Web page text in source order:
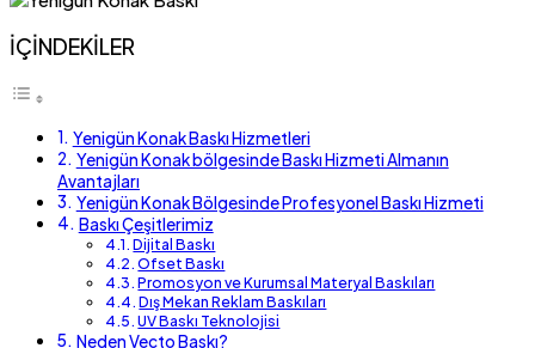
İÇİNDEKİLER
Yenigün Konak Baskı Hizmetleri
Yenigün Konak bölgesinde Baskı Hizmeti Almanın
Avantajları
Yenigün Konak Bölgesinde Profesyonel Baskı Hizmeti
Baskı Çeşitlerimiz
Dijital Baskı
Ofset Baskı
Promosyon ve Kurumsal Materyal Baskıları
Dış Mekan Reklam Baskıları
UV Baskı Teknolojisi
Neden Vecto Baskı?